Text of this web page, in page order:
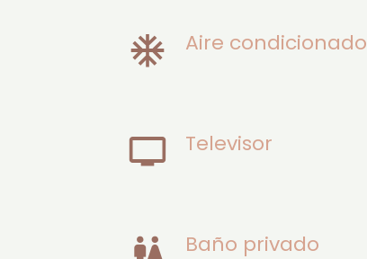
Aire condicionado
Televisor
Baño privado